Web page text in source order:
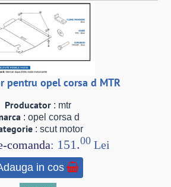
pentru opel corsa d MTR
Producator: mtr
: opel corsa d
: scut motor
comanda: 151.00 Lei
in cos